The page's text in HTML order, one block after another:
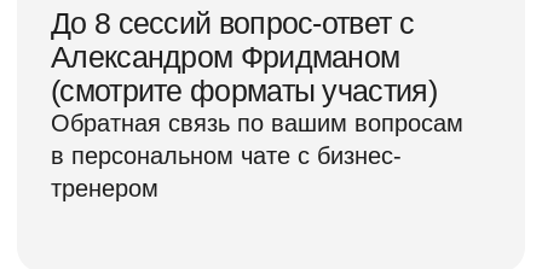
А что развивать и как
развивать? Вот это и будет на
курсе! «Волшебных таблеток» и
прочих артефактов я не раздаю,
а получение системы для
бизнесом гарантирую